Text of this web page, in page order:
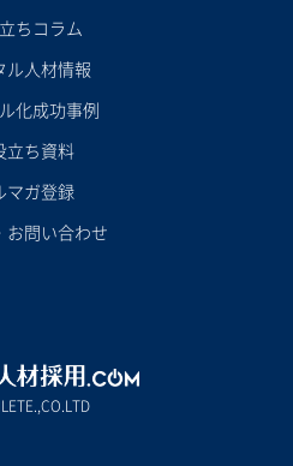
ちコラム
ル人材情報
化成功事例
立ち資料
マガ登録
お問い合わせ